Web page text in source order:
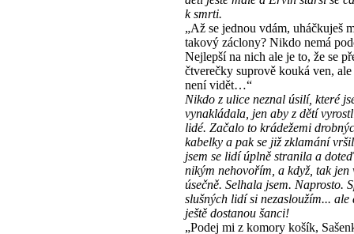
k smrti.
„Až se jednou vdám, uháčkuješ
takový záclony? Nikdo nemá
Nejlepší na nich ale je to, že se
čtverečky suprově kouká ven,
není vidět…“
Nikdo z ulice neznal úsilí, které
vynakládala, jen aby z dětí
lidé. Začalo to krádežemi
kabelky a pak se již zklamání
jsem se lidí úplně stranila a
nikým nehovořím, a když, tak jen
úsečně. Selhala jsem. Naprosto.
slušných lidí si nezasloužím... ale
ještě dostanou šanci!
„Podej mi z komory košík,